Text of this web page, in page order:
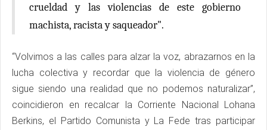
crueldad y las violencias de este gobierno
machista, racista y saqueador".
“Volvimos a las calles para alzar la voz, abrazarnos en la
lucha colectiva y recordar que la violencia de género
sigue siendo una realidad que no podemos naturalizar”,
coincidieron en recalcar la Corriente Nacional Lohana
Berkins, el Partido Comunista y La Fede tras participar